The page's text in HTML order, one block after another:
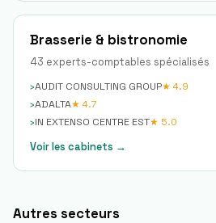
Brasserie & bistronomie
43 experts-comptables spécialisés
›AUDIT CONSULTING GROUP★ 4.9
›ADALTA★ 4.7
›IN EXTENSO CENTRE EST★ 5.0
Voir les cabinets →
Autres secteurs